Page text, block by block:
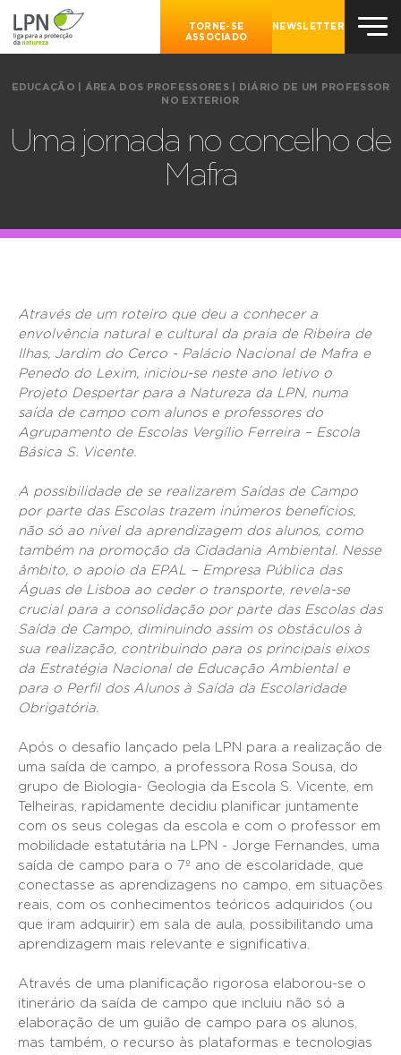
TORNE-SE
ASSOCIADO
NEWSLETTER
EDUCAÇÃO ÁREA DOS PROFESSORES|
DIÁRIO DE UM PROFESSOR
NO EXTERIOR
Uma jornada no concelho de
Mafra
Através de um roteiro que deu a conhecer a
envolvência natural e cultural da praia de Ribeira de
Ilhas, Jardim do Cerco - Palácio Nacional de Mafra e
Penedo do Lexim, iniciou-se neste ano letivo o
Projeto Despertar para a Natureza da LPN, numa
saída de campo com alunos e professores do
Agrupamento de Escolas Vergílio Ferreira – Escola
Básica S. Vicente.
A possibilidade de se realizarem Saídas de Campo
por parte das Escolas trazem inúmeros benefícios,
não só ao nível da aprendizagem dos alunos, como
também na promoção da Cidadania Ambiental. Nesse
âmbito, o apoio da EPAL – Empresa Pública das
Águas de Lisboa ao ceder o transporte, revela-se
crucial para a consolidação por parte das Escolas das
Saída de Campo, diminuindo assim os obstáculos à
sua realização, contribuindo para os principais eixos
da Estratégia Nacional de Educação Ambiental e
para o Perfil dos Alunos à Saída da Escolaridade
Obrigatória.
Após o desafio lançado pela LPN para a realização de
uma saída de campo, a professora Rosa Sousa, do
grupo de Biologia- Geologia da Escola S. Vicente, em
Telheiras, rapidamente decidiu planificar juntamente
com os seus colegas da escola e com o professor em
mobilidade estatutária na LPN - Jorge Fernandes, uma
saída de campo para o 7º ano de escolaridade, que
conectasse as aprendizagens no campo, em situações
reais, com os conhecimentos teóricos adquiridos (ou
que iram adquirir) em sala de aula, possibilitando uma
aprendizagem mais relevante e significativa.
Através de uma planificação rigorosa elaborou-se o
itinerário da saída de campo que incluiu não só a
elaboração de um guião de campo para os alunos,
mas também, o recurso às plataformas e tecnologias